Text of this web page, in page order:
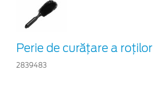
Perie de curățare a roților
2839483